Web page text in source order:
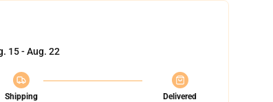
15 - Aug. 22
Shipping
Delivered